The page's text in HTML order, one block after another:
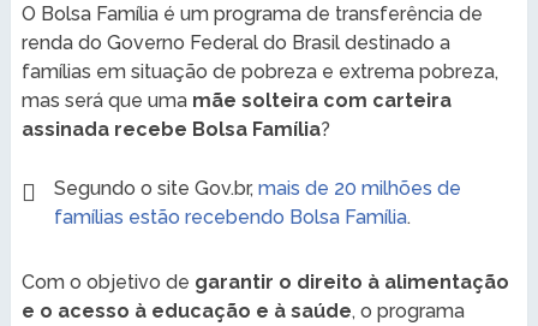
O Bolsa Família é um programa de transferência de
renda do Governo Federal do Brasil destinado a
famílias em situação de pobreza e extrema pobreza,
mas será que uma mãe solteira com carteira
assinada recebe Bolsa Família?
Segundo o site Gov.br, mais de 20 milhões de
famílias estão recebendo Bolsa Família.
Com o objetivo de garantir o direito à alimentação
e o acesso à educação e à saúde, o programa